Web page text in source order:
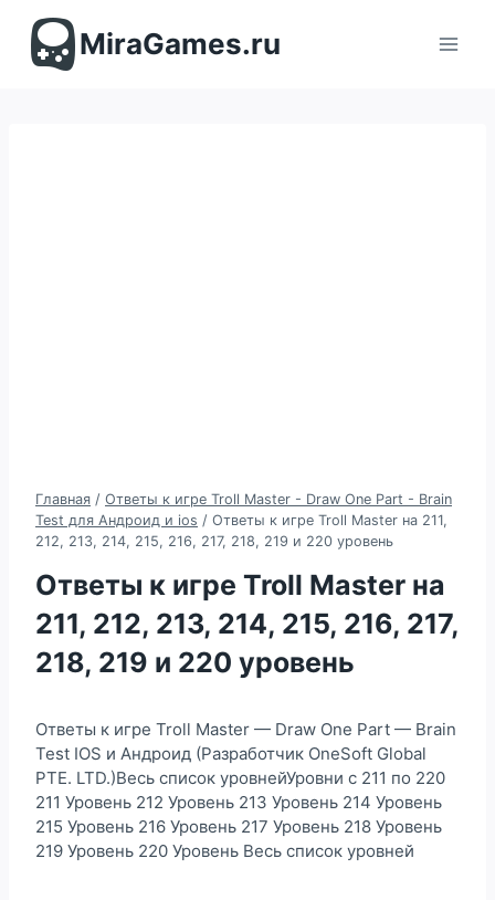
содержимомуMiraGames.ru
Главная / Ответы к игре Troll Master - Draw One Part - Brain
Test для Андроид и ios / Ответы к игре Troll Master на 211,
212, 213, 214, 215, 216, 217, 218, 219 и 220 уровень
Ответы к игре Troll Master на
211, 212, 213, 214, 215, 216, 217,
218, 219 и 220 уровень
Ответы к игре Troll Master — Draw One Part — Brain
Test IOS и Андроид (Разработчик OneSoft Global
PTE. LTD.)Весь список уровнейУровни с 211 по 220
211 Уровень 212 Уровень 213 Уровень 214 Уровень
215 Уровень 216 Уровень 217 Уровень 218 Уровень
219 Уровень 220 Уровень Весь список уровней